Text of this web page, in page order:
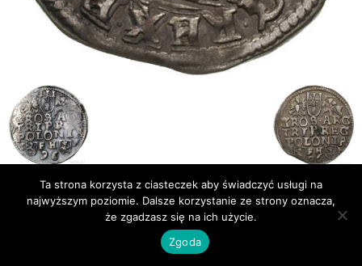
Publikacje
Bibliografia
© Newsmag WordPress Theme by TagDiv
Ta strona korzysta z ciasteczek aby świadczyć usługi na
najwyższym poziomie. Dalsze korzystanie ze strony oznacza,
że zgadzasz się na ich użycie.
Zgoda